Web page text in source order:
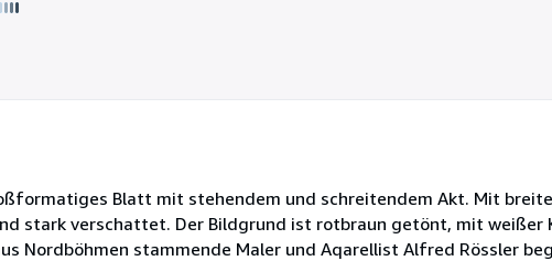
Blatt mit stehendem und schreitendem Akt. Mit
stark verschattet. Der Bildgrund ist rotbraun getönt, mit weißer
Nordböhmen stammende Maler und Aqarellist Alfred Rössler